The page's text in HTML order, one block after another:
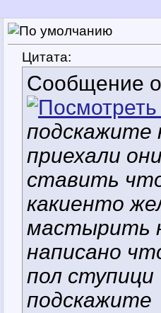
Цитата:
Сообщение
подскажите
приехали
ставить
какиенто
мастырить
написано
пол ступици
подскажите